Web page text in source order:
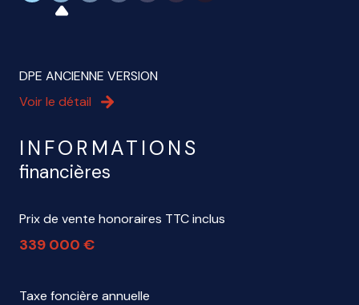
DPE ANCIENNE VERSION
Voir le détail
INFORMATIONS
financières
Prix de vente honoraires TTC inclus
339 000 €
Taxe foncière annuelle